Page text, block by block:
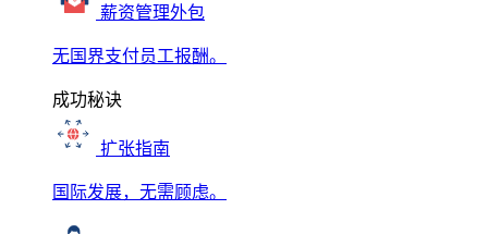
薪资管理外包
无国界支付员工报酬。
成功秘诀
扩张指南
国际发展，无需顾虑。